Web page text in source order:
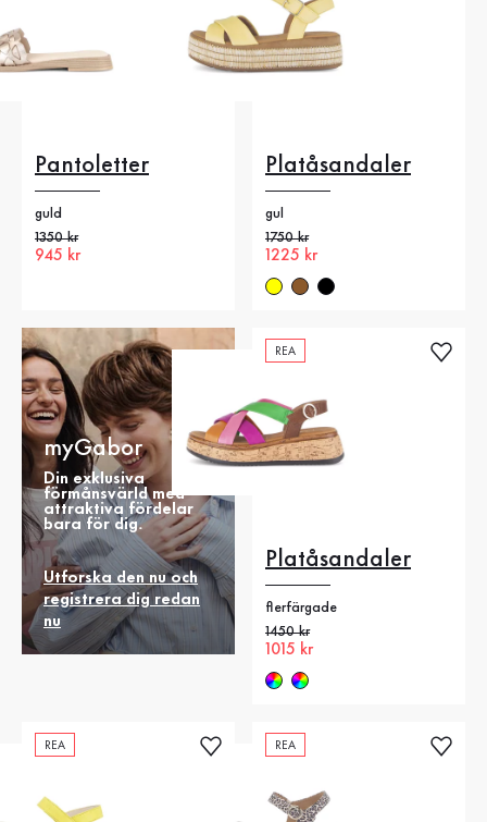
Pantoletter
guld
Gammalt pris
1350 kr
Nytt pris
945 kr
Platåsandaler
gul
Gammalt pris
1750 kr
Nytt pris
1225 kr
myGabor
Din exklusiva
förmånsvärld med
attraktiva fördelar
bara för dig.
Utforska den nu och
registrera dig redan
nu
REA
Platåsandaler
flerfärgade
Gammalt pris
1450 kr
Nytt pris
1015 kr
REA REA